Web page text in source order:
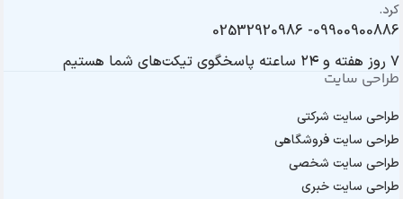
کرد.
09900900886- 02532920986
۷ روز هفته و ۲۴ ساعته پاسخگوی تیکت‌های شما هستیم
طراحی سایت
طراحی سایت شرکتی
طراحی سایت فروشگاهی
طراحی سایت شخصی
طراحی سایت خبری